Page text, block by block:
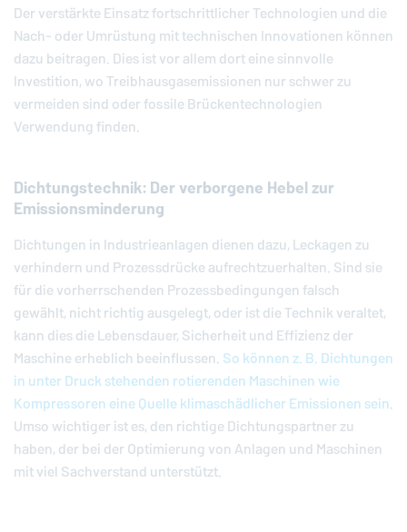
Der verstärkte Einsatz fortschrittlicher Technologien und die
Nach- oder Umrüstung mit technischen Innovationen können
dazu beitragen. Dies ist vor allem dort eine sinnvolle
Investition, wo Treibhausgasemissionen nur schwer zu
vermeiden sind oder fossile Brückentechnologien
Verwendung finden.
Dichtungstechnik: Der verborgene Hebel zur
Emissionsminderung
Dichtungen in Industrieanlagen dienen dazu, Leckagen zu
verhindern und Prozessdrücke aufrechtzuerhalten. Sind sie
für die vorherrschenden Prozessbedingungen falsch
gewählt, nicht richtig ausgelegt, oder ist die Technik veraltet,
kann dies die Lebensdauer, Sicherheit und Effizienz der
Maschine erheblich beeinflussen.So können z. B. Dichtungen
in unter Druck stehenden rotierenden Maschinen wie
Kompressoren eine Quelle klimaschädlicher Emissionen sein.
Umso wichtiger ist es, den richtige Dichtungspartner zu
haben, der bei der Optimierung von Anlagen und Maschinen
mit viel Sachverstand unterstützt.